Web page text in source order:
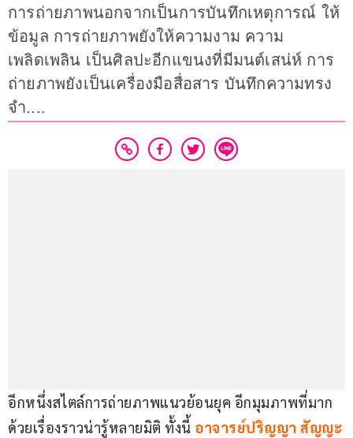
การถ่ายภาพนอกจากเป็นการบันทึกเหตุการณ์ ให้
ข้อมูล การถ่ายภาพยังให้ความงาม ความ
เพลิดเพลิน เป็นศิลปะอีกแขนงที่มีมนต์เสน่ห์ การ
ถ่ายภาพยังเป็นเครื่องมือสื่อสาร บันทึกความทรง
จำ....
อีกหนึ่งสไตล์การถ่ายภาพแนวย้อนยุค อีกมุมภาพที่มาก
ด้วยเรื่องราวน่ารู้หลายมิติ ทั้งนี้ อาจารย์ปริญญา​ สัญญ​ะ​